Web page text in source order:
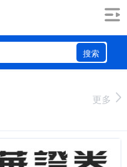
搜索
更多